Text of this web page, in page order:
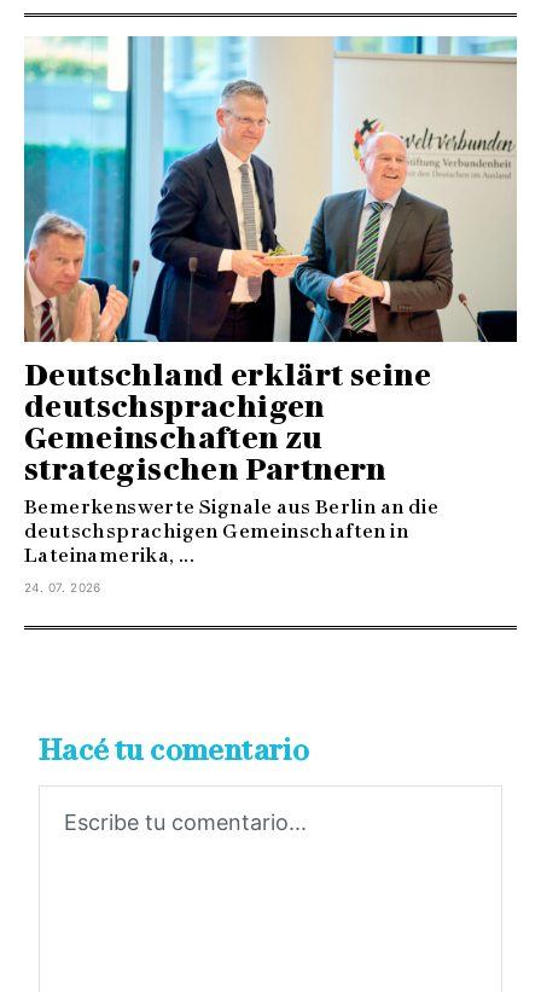
Deutschland erklärt seine
deutschsprachigen
Gemeinschaften zu
strategischen Partnern
Bemerkenswerte Signale aus Berlin an die
deutschsprachigen Gemeinschaften in
Lateinamerika, ...
24. 07. 2026
Hacé tu comentario